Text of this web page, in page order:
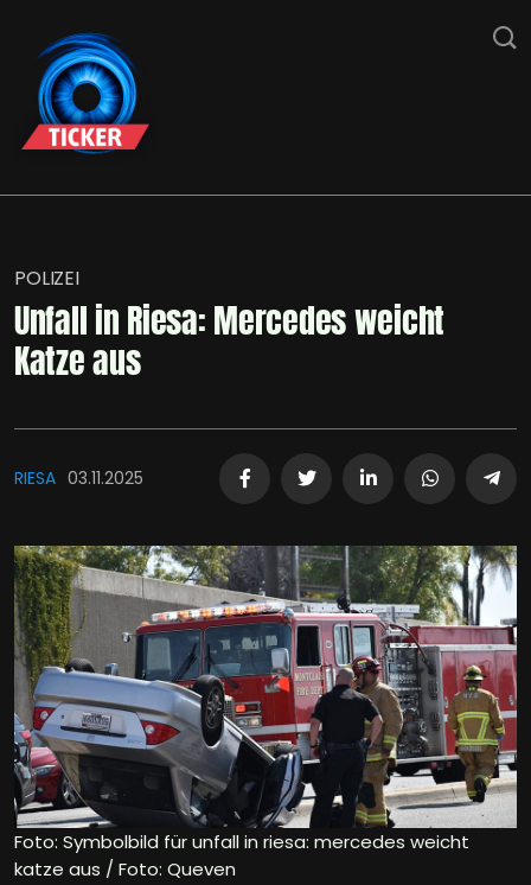
POLIZEI
Unfall in Riesa: Mercedes weicht
Katze aus
RIESA 03.11.2025
Foto: Symbolbild für unfall in riesa: mercedes weicht
katze aus / Foto: Queven